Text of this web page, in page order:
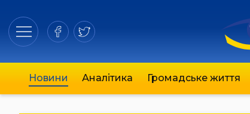
Новини Аналітика Громадське життя